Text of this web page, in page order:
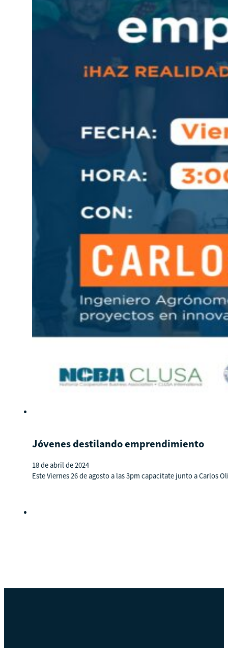
Jóvenes destilando emprendimiento
18 de abril de 2024
Este Viernes 26 de agosto a las 3pm capacitate junto a